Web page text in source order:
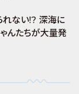
れない!? 深海に
んたちが大量発